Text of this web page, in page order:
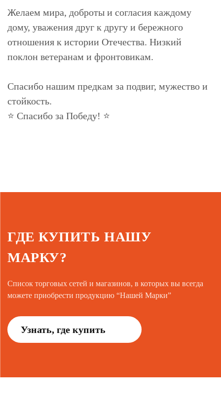
Желаем мира, доброты и согласия каждому
дому, уважения друг к другу и бережного
отношения к истории Отечества. Низкий
поклон ветеранам и фронтовикам.
Спасибо нашим предкам за подвиг, мужество и
стойкость.
⭐ Спасибо за Победу! ⭐
ГДЕ КУПИТЬ НАШУ
МАРКУ?
Список торговых сетей и магазинов, в которых вы всегда
можете приобрести продукцию “Нашей Марки”
Узнать, где купить